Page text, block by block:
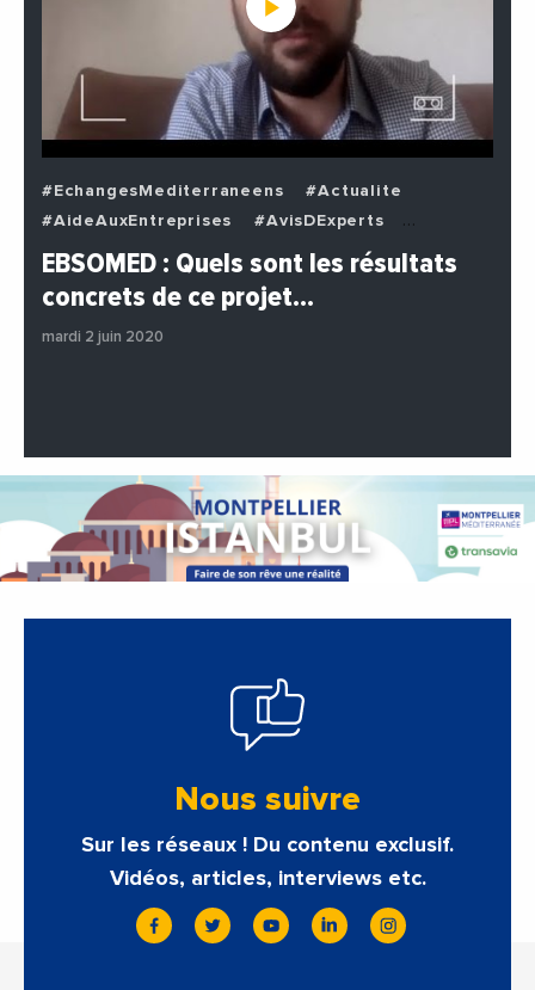
#EchangesMediterraneens
#Actualite
#AideAuxEntreprises
#AvisDExperts
#BuzzNews
#Decideurs
#Entreprises
#Institutions
EBSOMED : Quels sont les résultats
concrets de ce projet…
mardi 2 juin 2020
Nous suivre
Sur les réseaux ! Du contenu exclusif.
Vidéos, articles, interviews etc.